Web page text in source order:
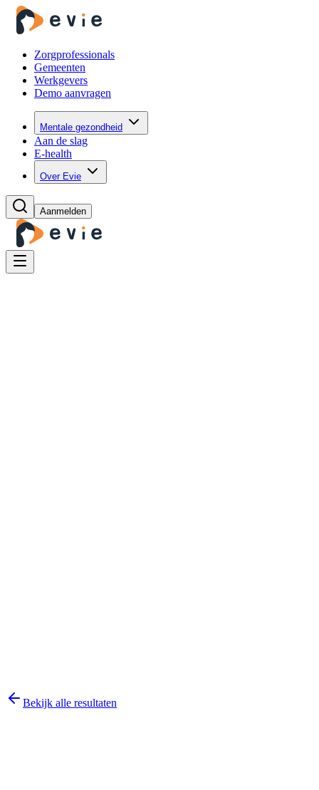
Zorgprofessionals
Gemeenten
Werkgevers
Demo aanvragen
Mentale gezondheid
Aan de slag
E-health
Over Evie
Aanmelden
Bekijk alle resultaten